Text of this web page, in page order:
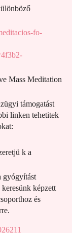
fo-
Mass Meditation
támogatást
linken tehetitek
k a
gyógyítást
képzett
és